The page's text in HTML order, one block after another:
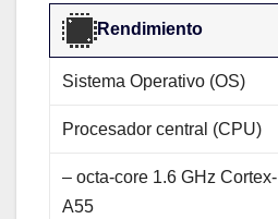
Rendimiento
Sistema Operativo (OS)
Procesador central (CPU)
– octa-core 1.6 GHz Cortex-
A55